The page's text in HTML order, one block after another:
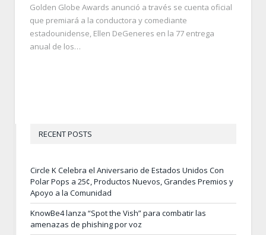
Golden Globe Awards anunció a través se cuenta oficial
que premiará a la conductora y comediante
estadounidense, Ellen DeGeneres en la 77 entrega
anual de los…
RECENT POSTS
Circle K Celebra el Aniversario de Estados Unidos Con
Polar Pops a 25¢, Productos Nuevos, Grandes Premios y
Apoyo a la Comunidad
KnowBe4 lanza “Spot the Vish” para combatir las
amenazas de phishing por voz